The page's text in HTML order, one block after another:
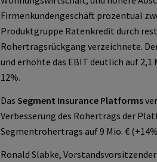
Firmenkundengeschäft prozentual
Produktgruppe Ratenkredit durch
Rohertragsrückgang verzeichnete.
und erhöhte das EBIT deutlich auf 2,1
12%.
Das Segment Insurance Platforms
Verbesserung des Rohertrags der
Segmentrohertrags auf 9 Mio. €
Ronald Slabke,